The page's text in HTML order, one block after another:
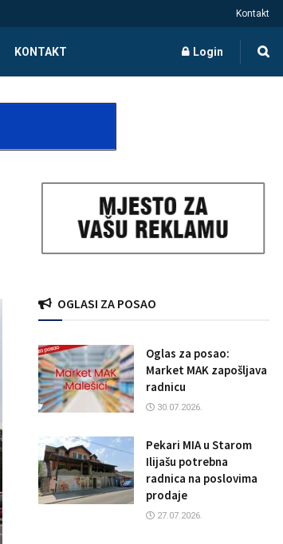
Kontakt
KONTAKT Login
OGLASI ZA POSAO
Oglas za posao:
Market MAK zapošljava
radnicu
30.07.2026.
Pekari MIA u Starom
Ilijašu potrebna
radnica na poslovima
prodaje
27.07.2026.